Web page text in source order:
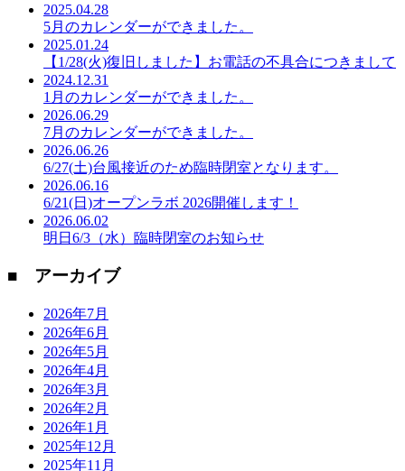
2025.04.28
5月のカレンダーができました。
2025.01.24
【1/28(火)復旧しました】お電話の不具合につきまして
2024.12.31
1月のカレンダーができました。
2026.06.29
7月のカレンダーができました。
2026.06.26
6/27(土)台風接近のため臨時閉室となります。
2026.06.16
6/21(日)オープンラボ 2026開催します！
2026.06.02
明日6/3（水）臨時閉室のお知らせ
■ アーカイブ
2026年7月
2026年6月
2026年5月
2026年4月
2026年3月
2026年2月
2026年1月
2025年12月
2025年11月